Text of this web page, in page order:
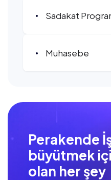
Sadakat
Muhasebe
Perakende
büyütmek
olan her şey